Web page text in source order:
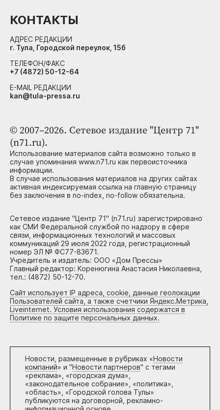
© 2007–2026. Сетевое издание "Центр 71"
(n71.ru).
Использование материалов сайта возможно только в
случае упоминания www.n71.ru как первоисточника
информации.
В случае использования материалов на других сайтах
активная индексируемая ссылка на главную страницу
без заключения в no-index, no-follow обязательна.
Сетевое издание "Центр 71" (n71.ru) зарегистрировано
как СМИ Федеральной службой по надзору в сфере
связи, информационных технологий и массовых
коммуникаций 29 июля 2022 года, регистрационный
номер ЭЛ № ФС77-83671.
Учредитель и издатель: ООО «Дом Прессы»
Главный редактор: Коренюгина Анастасия Николаевна,
тел.: (4872) 50-12-70.
Сайт использует IP адреса, cookie, данные геолокации
Пользователей сайта, а также счетчики Яндекс.Метрика,
Liveinternet. Условия использования содержатся в
Политике по защите персональных данных.
Новости, размещенные в рубриках «Новости
компаний» и "Новости партнеров" с тегами
«реклама», «городская дума»,
«законодательное собрание», «политика»,
«область», «Городской голова Тулы»
публикуются на договорной, рекламно-
КОНТАКТЫ
АДРЕС РЕДАКЦИИ
г. Тула, Городской переулок, 15б
ТЕЛЕФОН/ФАКС
+7 (4872) 50-12-64
E-MAIL РЕДАКЦИИ
kan@tula-pressa.ru